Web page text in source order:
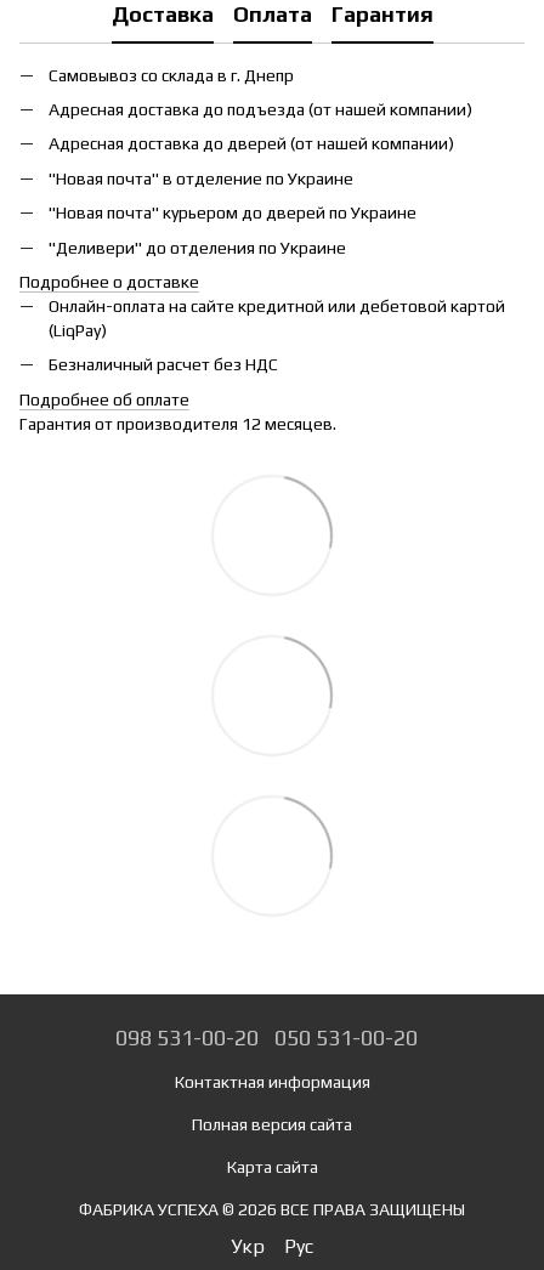
Доставка Оплата Гарантия
Самовывоз со склада в г. Днепр
Адресная доставка до подъезда (от нашей компании)
Адресная доставка до дверей (от нашей компании)
"Новая почта" в отделение по Украине
"Новая почта" курьером до дверей по Украине
"Деливери" до отделения по Украине
Подробнее о доставке
Онлайн-оплата на сайте кредитной или дебетовой картой
(LiqPay)
Безналичный расчет без НДС
Подробнее об оплате
Гарантия от производителя 12 месяцев.
098 531-00-20 050 531-00-20
Контактная информация
Полная версия сайта
Карта сайта
ФАБРИКА УСПЕХА © 2026 ВСЕ ПРАВА ЗАЩИЩЕНЫ
Укр Рус